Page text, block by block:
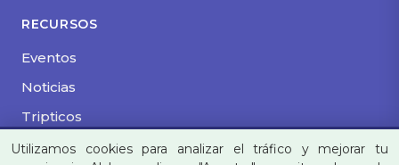
RECURSOS
Eventos
Noticias
Tripticos
Utilizamos cookies para analizar el tráfico y mejorar tu